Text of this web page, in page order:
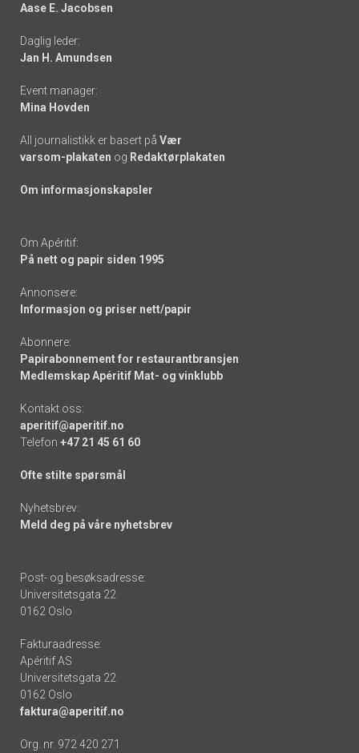
-
links
Aase E. Jacobsen
Daglig leder:
Jan H. Amundsen
Event manager:
Mina Hovden
All journalistikk er basert på Vær
varsom-plakaten og Redaktørplakaten
Om informasjonskapsler
Om Apéritif:
På nett og papir siden 1995
Annonsere:
Informasjon og priser nett/papir
Abonnere:
Papirabonnement for restaurantbransjen
Medlemskap Apéritif Mat- og vinklubb
Kontakt oss:
aperitif@aperitif.no
Telefon +47 21 45 61 60
Ofte stilte spørsmål
Nyhetsbrev:
Meld deg på våre nyhetsbrev
Post- og besøksadresse:
Universitetsgata 22
0162 Oslo
Fakturaadresse:
Apéritif AS
Universitetsgata 22
0162 Oslo
faktura@aperitif.no
Org. nr. 972 420 271